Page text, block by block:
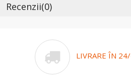
Recenzii(0)
LIVRARE ÎN